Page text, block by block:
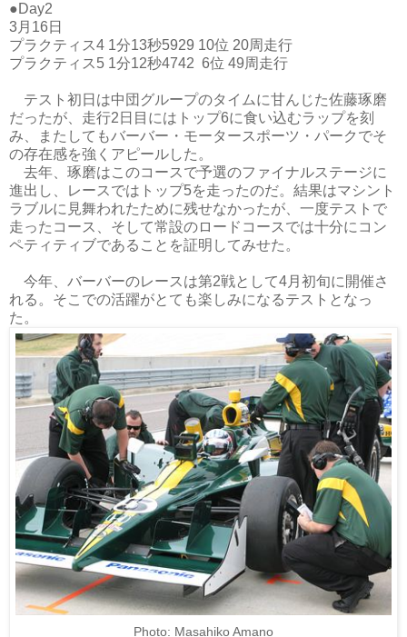
●Day2
3月16日
プラクティス4 1分13秒5929 10位 20周走行
プラクティス5 1分12秒4742 6位 49周走行
テスト初日は中団グループのタイムに甘んじた佐藤琢磨
だったが、走行2日目にはトップ6に食い込むラップを刻
み、またしてもバーバー・モータースポーツ・パークでそ
の存在感を強くアピールした。
去年、琢磨はこのコースで予選のファイナルステージに
進出し、レースではトップ5を走ったのだ。結果はマシント
ラブルに見舞われたために残せなかったが、一度テストで
走ったコース、そして常設のロードコースでは十分にコン
ペティティブであることを証明してみせた。
今年、バーバーのレースは第2戦として4月初旬に開催さ
れる。そこでの活躍がとても楽しみになるテストとなっ
た。
Photo: Masahiko Amano